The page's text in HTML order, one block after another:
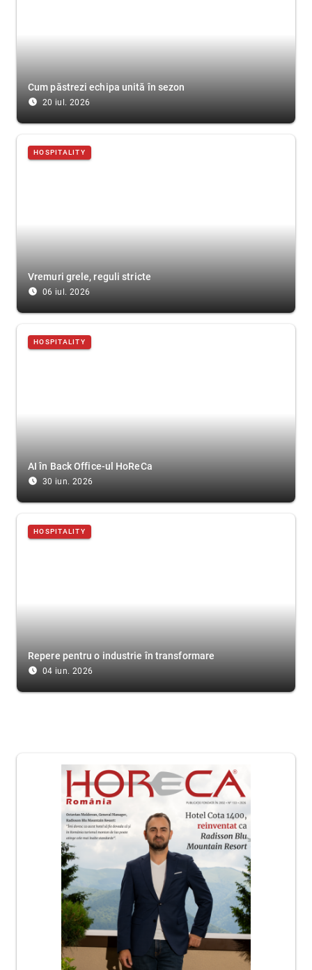
Cum păstrezi echipa unită în sezon
access_time_filled 20 iul. 2026
HOSPITALITY
Vremuri grele, reguli stricte
access_time_filled 06 iul. 2026
HOSPITALITY
AI în Back Office-ul HoReCa
access_time_filled 30 iun. 2026
HOSPITALITY
Repere pentru o industrie în transformare
access_time_filled 04 iun. 2026